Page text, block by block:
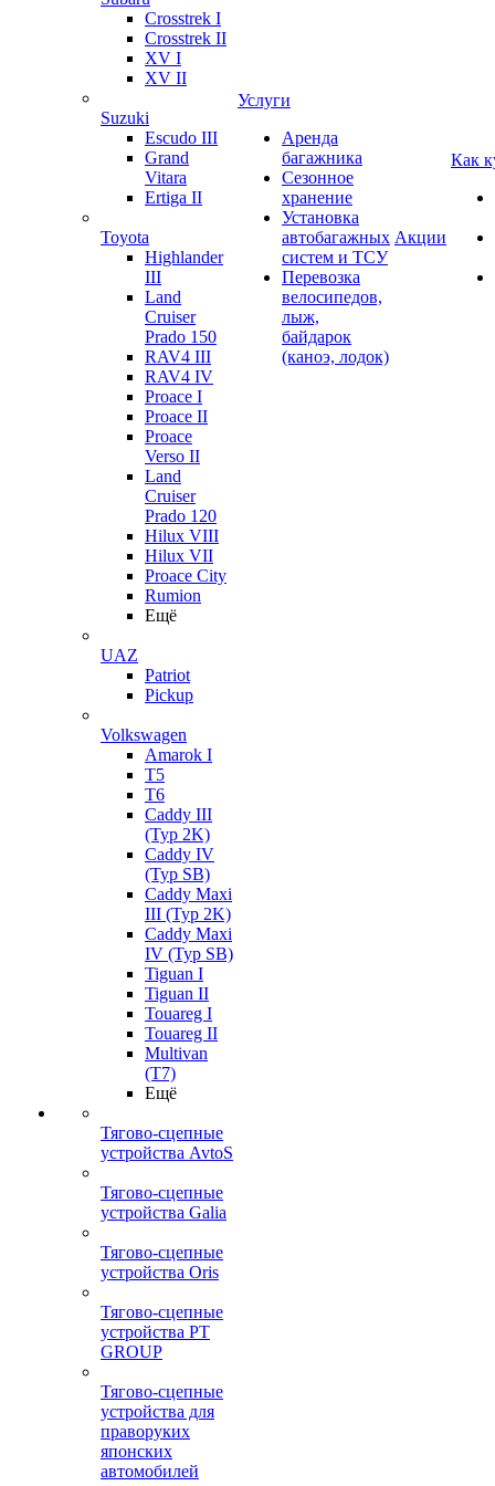
Crosstrek I
Crosstrek II
XV I
XV II
Suzuki
Escudo III
Grand
Vitara
Ertiga II
Toyota
Highlander
III
Land
Cruiser
Prado 150
RAV4 III
RAV4 IV
Proace I
Proace II
Proace
Verso II
Land
Cruiser
Prado 120
Hilux VIII
Hilux VII
Proace City
Rumion
Ещё
UAZ
Patriot
Pickup
Volkswagen
Amarok I
T5
T6
Caddy III
(Typ 2K)
Caddy IV
(Typ SB)
Caddy Maxi
III (Typ 2K)
Caddy Maxi
IV (Typ SB)
Tiguan I
Tiguan II
Touareg I
Touareg II
Multivan
(T7)
Ещё
Тягово-сцепные
устройства AvtoS
Тягово-сцепные
устройства Galia
Тягово-сцепные
устройства Oris
Тягово-сцепные
устройства PT
GROUP
Тягово-сцепные
устройства для
праворуких
японских
автомобилей
Услуги
Аренда
багажника
Сезонное
хранение
Установка
автобагажных
систем и ТСУ
Перевозка
велосипедов,
лыж,
байдарок
(каноэ, лодок)
Акции
Как